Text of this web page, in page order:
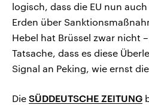
logisch, dass die EU nun
Erden über
Hebel hat Brüssel zwar nicht
Tatsache, dass es diese
Signal an Peking, wie ernst
Die SÜDDEUTSCHE ZEITUNG